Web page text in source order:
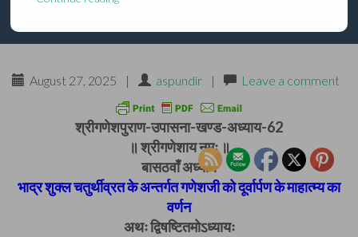
August 27, 2025 | aspundir | Leave a comment
श्रीगणेशपुराण-उपासना-खण्ड-अध्याय-62
॥ श्रीगणेशाय नमः ॥
बासठवाँ अध्याय
भाद्र शुक्ल चतुर्थीव्रत के अन्तर्गत गणेशजी को दूर्वार्पण के माहात्म्य का
वर्णन
अथः द्विषष्टितमोऽध्यायः